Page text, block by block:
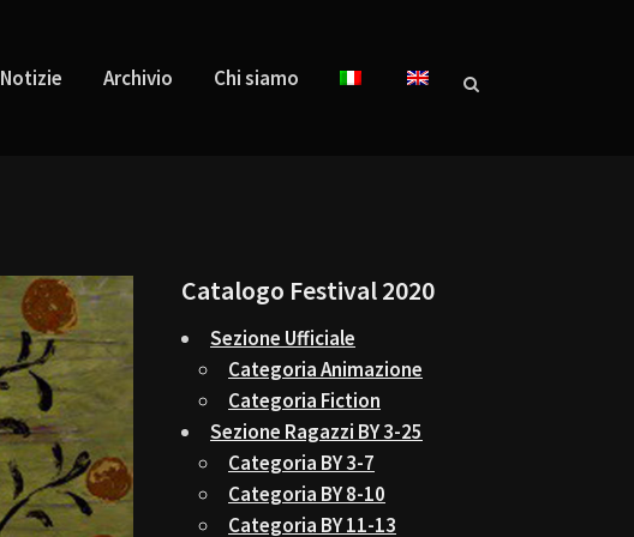
Notizie Archivio Chi siamo
Catalogo Festival 2020
Sezione Ufficiale
Categoria Animazione
Categoria Fiction
Sezione Ragazzi BY 3-25
Categoria BY 3-7
Categoria BY 8-10
Categoria BY 11-13